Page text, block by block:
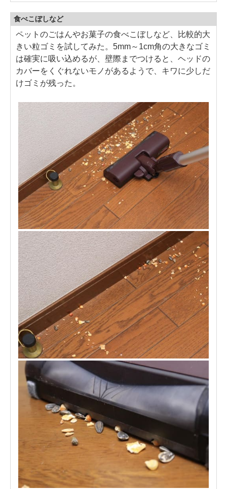
食べこぼしなど
ペットのごはんやお菓子の食べこぼしなど、比較的大
きい粒ゴミを試してみた。5mm～1cm角の大きなゴミ
は確実に吸い込めるが、壁際までつけると、ヘッドの
カバーをくぐれないモノがあるようで、キワに少しだ
けゴミが残った。